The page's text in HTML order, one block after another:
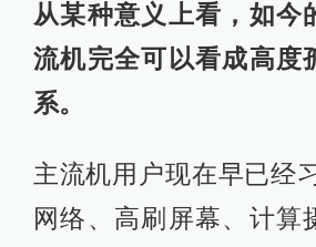
从某种意义上看，如今
流机完全可以看成高度
系。
主流机用户现在早已经
网络、高刷屏幕、计算